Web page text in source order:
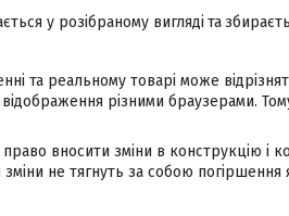
у розібраному вигляді та
та реальному товарі може
різними браузерами.
вносити зміни в конструкцію і
не тягнуть за собою погіршення